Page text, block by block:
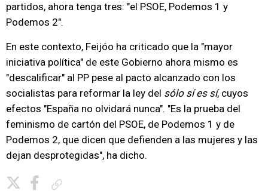
partidos, ahora tenga tres: "el PSOE, Podemos 1 y
Podemos 2".
En este contexto, Feijóo ha criticado que la "mayor
iniciativa política" de este Gobierno ahora mismo es
"descalificar" al PP pese al pacto alcanzado con los
socialistas para reformar la ley del sólo sí es sí, cuyos
efectos "España no olvidará nunca". "Es la prueba del
feminismo de cartón del PSOE, de Podemos 1 y de
Podemos 2, que dicen que defienden a las mujeres y las
dejan desprotegidas", ha dicho.